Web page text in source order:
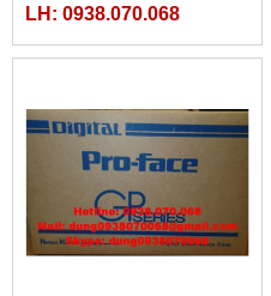
GP53J-SCE1-220, GP53J-
LH: 0938.070.068